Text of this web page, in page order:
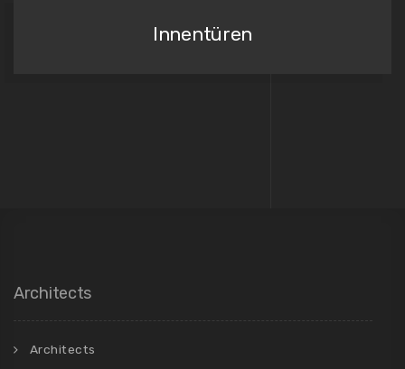
Innentüren
Architects
Architects